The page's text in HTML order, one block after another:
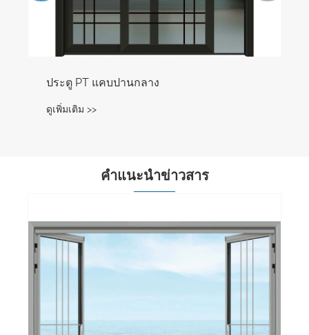
ประตู PT แคบปานกลาง
ดูเพิ่มเติม >>
คำแนะนำข่าวสาร